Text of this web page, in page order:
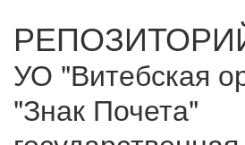
УО "Витебская
"Знак Почета"